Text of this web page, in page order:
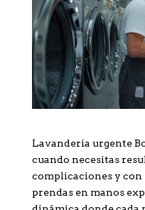
Lavandería urgente
cuando necesitas
complicaciones y
prendas en manos